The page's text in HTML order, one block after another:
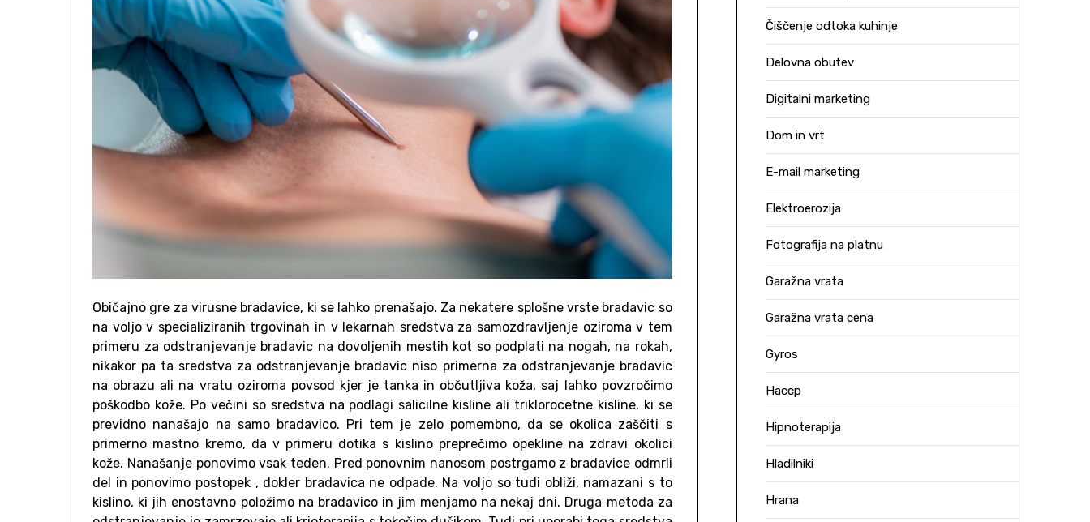
Običajno gre za virusne bradavice, ki se lahko prenašajo. Za nekatere splošne vrste bradavic so
na voljo v specializiranih trgovinah in v lekarnah sredstva za samozdravljenje oziroma v tem
primeru za odstranjevanje bradavic na dovoljenih mestih kot so podplati na nogah, na rokah,
nikakor pa ta sredstva za odstranjevanje bradavic niso primerna za odstranjevanje bradavic
na obrazu ali na vratu oziroma povsod kjer je tanka in občutljiva koža, saj lahko povzročimo
poškodbo kože. Po večini so sredstva na podlagi salicilne kisline ali triklorocetne kisline, ki se
previdno nanašajo na samo bradavico. Pri tem je zelo pomembno, da se okolica zaščiti s
primerno mastno kremo, da v primeru dotika s kislino preprečimo opekline na zdravi okolici
kože. Nanašanje ponovimo vsak teden. Pred ponovnim nanosom postrgamo z bradavice odmrli
del in ponovimo postopek , dokler bradavica ne odpade. Na voljo so tudi obliži, namazani s to
kislino, ki jih enostavno položimo na bradavico in jim menjamo na nekaj dni. Druga metoda za
Čiščenje odtoka kuhinje
Delovna obutev
Digitalni marketing
Dom in vrt
E-mail marketing
Elektroerozija
Fotografija na platnu
Garažna vrata
Garažna vrata cena
Gyros
Haccp
Hipnoterapija
Hladilniki
Hrana